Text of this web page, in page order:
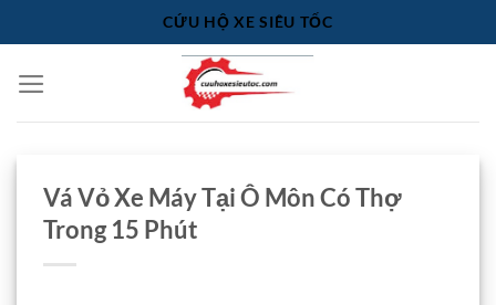
qua
dung
CỨU HỘ XE SIÊU TỐC
Vá Vỏ Xe Máy Tại Ô Môn Có Thợ
Trong 15 Phút